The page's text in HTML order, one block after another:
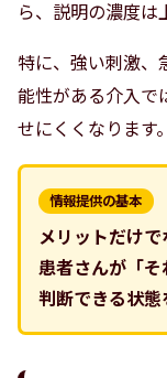
ら、説明の濃度は
特に、強い刺激、
能性がある介入で
せにくくなります。
情報提供の基本
メリットだけで
患者さんが「
判断できる状態